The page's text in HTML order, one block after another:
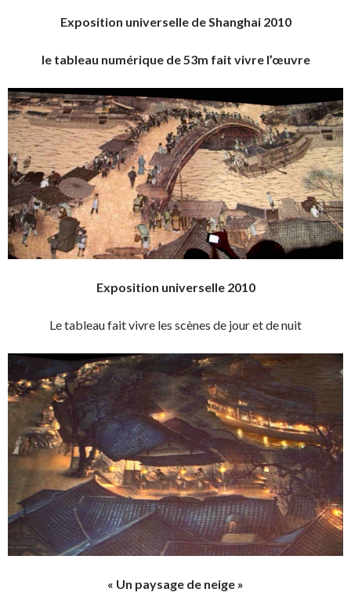
Exposition universelle de Shanghai 2010
le tableau numérique de 53m fait vivre l’œuvre
Exposition universelle 2010
Le tableau fait vivre les scènes de jour et de nuit
« Un paysage de neige »